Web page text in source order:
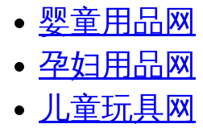
婴童用品网
孕妇用品网
儿童玩具网